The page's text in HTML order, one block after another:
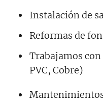
Instalación de
Reformas de
Trabajamos
PVC, Cobre)